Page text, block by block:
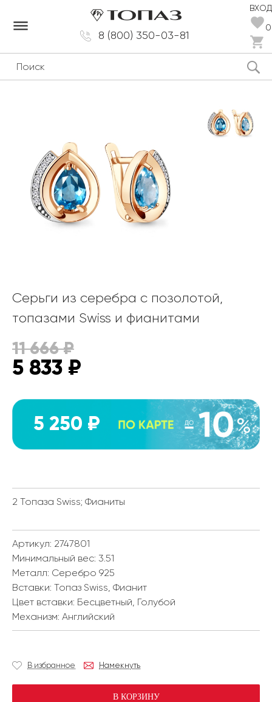
8 (800) 350-03-81
ВХОД
0
dehaze
Серьги из серебра с позолотой,
топазами Swiss и фианитами
11 666₽
5 833 ₽
5 250 ₽
2 Топаза Swiss; Фианиты
Артикул: 2747801
Минимальный вес: 3.51
Металл: Серебро 925
Вставки: Топаз Swiss, Фианит
Цвет вставки: Бесцветный, Голубой
Механизм: Английский
В избранное Намекнуть
В КОРЗИНУ